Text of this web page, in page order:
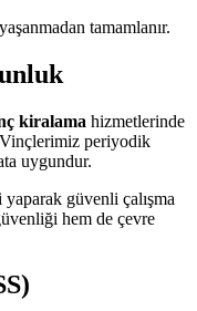
tamamlanır.
kiralama hizmetlerinde
periyodik
uygundur.
güvenli çalışma
hem de çevre